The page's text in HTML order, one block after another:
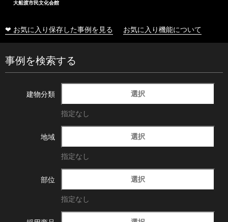
大船渡市民文化会館
❤ お気に入り保存した事例を見る お気に入り機能について
事例を検索する
建物分類 選択
指定なし
地域 選択
指定なし
部位 選択
指定なし